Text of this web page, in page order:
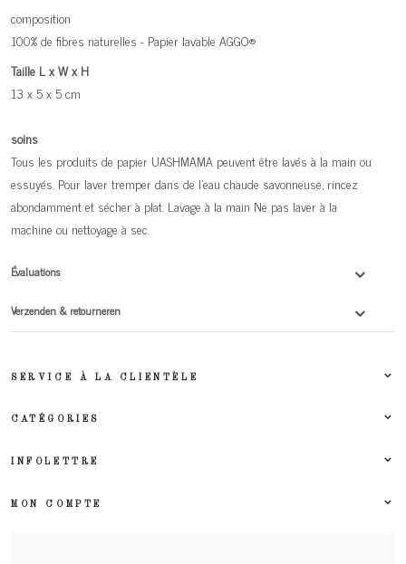
composition
100% de fibres naturelles - Papier lavable AGGO®
Taille L x W x H
13 x 5 x 5 cm
soins
Tous les produits de papier UASHMAMA peuvent être lavés à la main ou
essuyés. Pour laver tremper dans de l'eau chaude savonneuse, rincez
abondamment et sécher à plat. Lavage à la main Ne pas laver à la
machine ou nettoyage à sec.
Évaluations
Verzenden & retourneren
SERVICE À LA CLIENTÈLE
CATÉGORIES
INFOLETTRE
MON COMPTE